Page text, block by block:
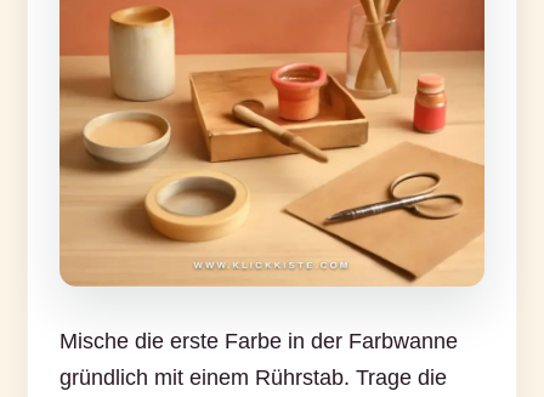
Mische die erste Farbe in der Farbwanne
gründlich mit einem Rührstab. Trage die